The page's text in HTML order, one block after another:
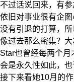
不过话说回来，有
依旧对事业很有企
没有引退的打算，
像过去那么密集？
Star也曾经每两个
会是永久性如此，
接下来看她10月的